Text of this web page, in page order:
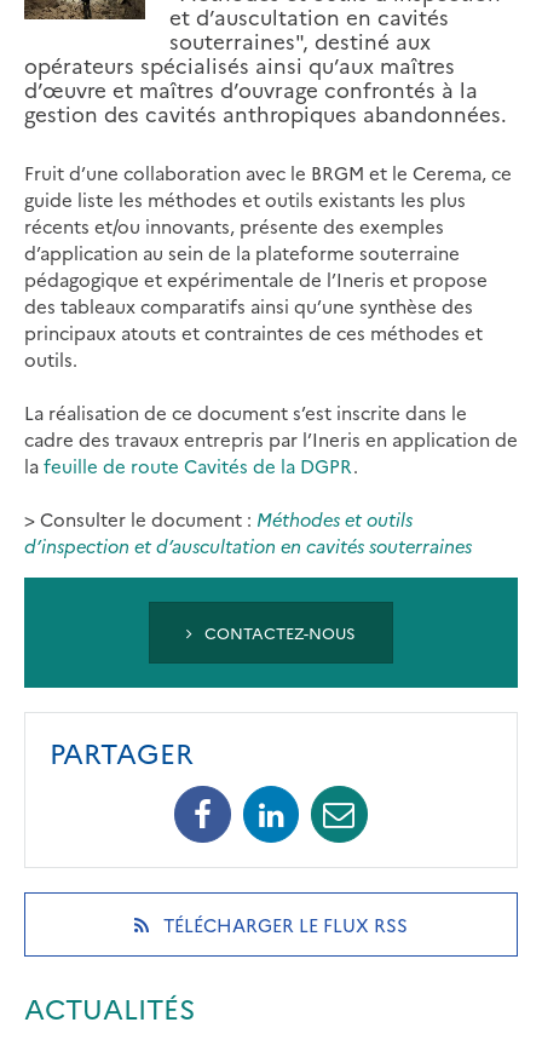
et d’auscultation en cavités
souterraines", destiné aux
opérateurs spécialisés ainsi qu’aux maîtres
d’œuvre et maîtres d’ouvrage confrontés à la
gestion des cavités anthropiques abandonnées.
Fruit d’une collaboration avec le BRGM et le Cerema, ce
guide liste les méthodes et outils existants les plus
récents et/ou innovants, présente des exemples
d’application au sein de la plateforme souterraine
pédagogique et expérimentale de l’Ineris et propose
des tableaux comparatifs ainsi qu’une synthèse des
principaux atouts et contraintes de ces méthodes et
outils.
La réalisation de ce document s’est inscrite dans le
cadre des travaux entrepris par l’Ineris en application de
lafeuille de route Cavités de la DGPR.
> Consulter le document : Méthodes et outils
d’inspection et d’auscultation en cavités souterraines
CONTACTEZ-NOUS
PARTAGER
Facebook
(opens
a
new
tab)
Linkedin
(opens
a
new
tab)
Mail
(opens
a
new
tab)
TÉLÉCHARGER LE FLUX RSS(OPENS
ACTUALITÉS